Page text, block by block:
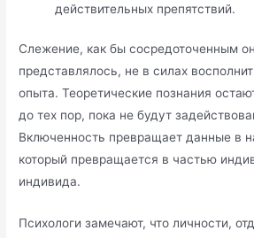
действительных препятствий.
Слежение, как бы сосредоточенным
представлялось, не в силах
опыта. Теоретические познания
до тех пор, пока не будут
Включенность превращает данные в
который превращается в частью
индивида.
Психологи замечают, что личности,